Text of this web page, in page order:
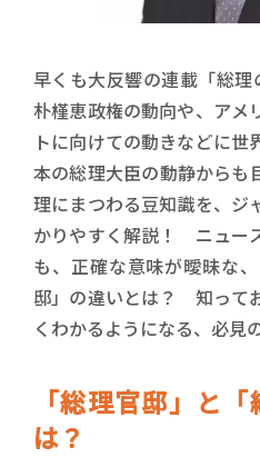
早くも大反響の連載「総
朴槿恵政権の動向や、アメ
トに向けての動きなどに世
本の総理大臣の動静からも
理にまつわる豆知識を、ジ
かりやすく解説！ ニュー
も、正確な意味が曖昧な
邸」の違いとは？ 知って
くわかるようになる、必見
「総理官邸」と
は？